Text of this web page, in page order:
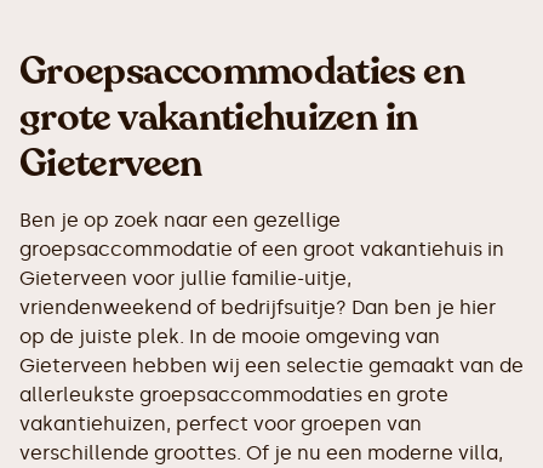
Groepsaccommodaties en
grote vakantiehuizen in
Gieterveen
Ben je op zoek naar een gezellige
groepsaccommodatie of een groot vakantiehuis in
Gieterveen voor jullie familie-uitje,
vriendenweekend of bedrijfsuitje? Dan ben je hier
op de juiste plek. In de mooie omgeving van
Gieterveen hebben wij een selectie gemaakt van de
allerleukste groepsaccommodaties en grote
vakantiehuizen, perfect voor groepen van
verschillende groottes. Of je nu een moderne villa,